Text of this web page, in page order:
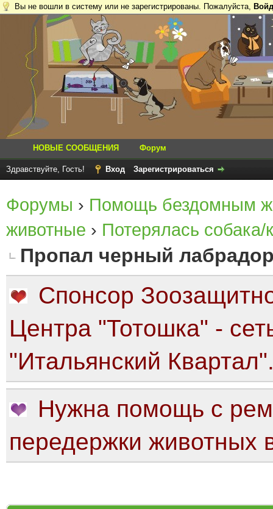
Вы не вошли в систему или не зарегистрированы. Пожалуйста,
НОВЫЕ СООБЩЕНИЯ Форум
Здравствуйте, Гость! Вход Зарегистрироваться
Форумы › Помощь бездомным
животные › Потерялась собака/
Пропал черный
Спонсор
Центра "Тотошка" -
"Итальянский
Нужна помощь с
передержки животных